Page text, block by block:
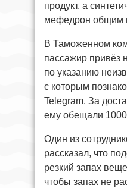
продукт, а
мефедрон общим
В Таможенном
пассажир привёз
по указанию
с которым
Telegram. За
ему обещали
Один из
рассказал, что
резкий запах
чтобы запах не